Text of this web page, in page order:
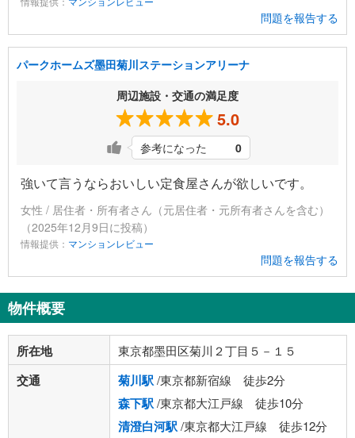
問題を報告する
パークホームズ墨田菊川ステーションアリーナ
周辺施設・交通の満足度
5.0
参考になった 0
強いて言うならおいしい定食屋さんが欲しいです。
女性 / 居住者・所有者さん（元居住者・元所有者さんを含む）
（2025年12月9日に投稿）
情報提供： マンションレビュー
問題を報告する
物件概要
所在地 東京都墨田区菊川２丁目５－１５
交通 菊川駅/東京都新宿線 徒歩2分
森下駅/東京都大江戸線 徒歩10分
清澄白河駅/東京都大江戸線 徒歩12分